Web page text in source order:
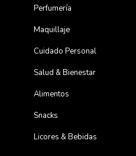
Perfumería
Maquillaje
Cuidado Personal
Salud & Bienestar
Alimentos
Snacks
Licores & Bebidas